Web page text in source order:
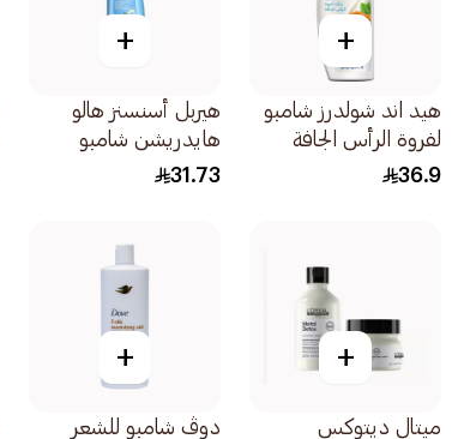
+
هيد اند شولدرز شامبو
لفروة الرأس الجافة
برائحة اللوتس 600مل
36.9
+
هيربل أسنسنز هالو
هايدريشن شامبو
مرطب برائحة جوز الهند
31.73
+
ميتال ديتوكس
+
دوڤ شامبو للشعر